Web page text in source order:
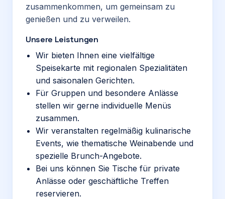
zusammenkommen, um gemeinsam zu
genießen und zu verweilen.
Unsere Leistungen
Wir bieten Ihnen eine vielfältige
Speisekarte mit regionalen Spezialitäten
und saisonalen Gerichten.
Für Gruppen und besondere Anlässe
stellen wir gerne individuelle Menüs
zusammen.
Wir veranstalten regelmäßig kulinarische
Events, wie thematische Weinabende und
spezielle Brunch-Angebote.
Bei uns können Sie Tische für private
Anlässe oder geschäftliche Treffen
reservieren.